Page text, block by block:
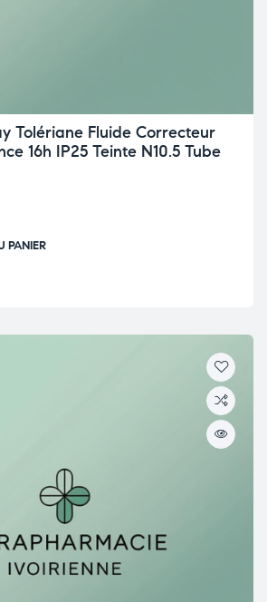
Tolériane Fluide Correcteur
16h IP25 Teinte N10.5 Tube
PANIER